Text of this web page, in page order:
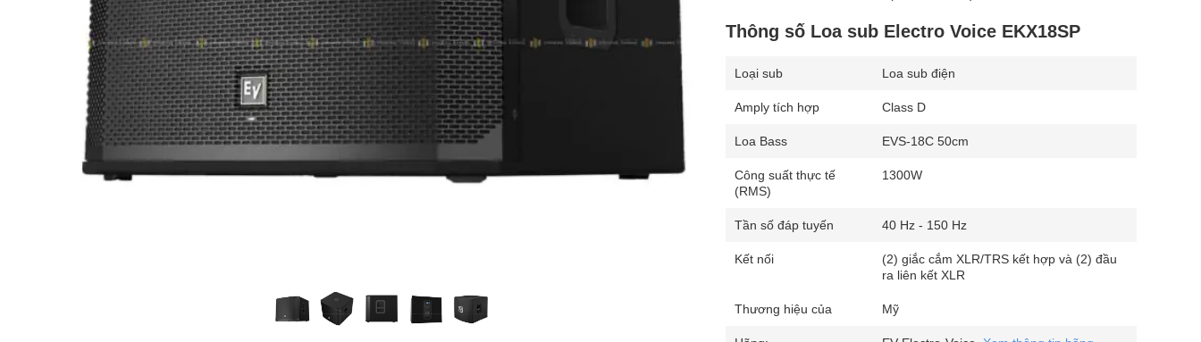
Thông số Loa sub Electro Voice EKX18SP
Loại sub Loa sub điện
Amply tích hợp Class D
Loa Bass EVS-18C 50cm
Công suất thực tế
(RMS)
1300W
Tần số đáp tuyến 40 Hz - 150 Hz
Kết nối
(2) giắc cắm XLR/TRS kết hợp và (2) đầu
ra liên kết XLR
Thương hiệu của Mỹ